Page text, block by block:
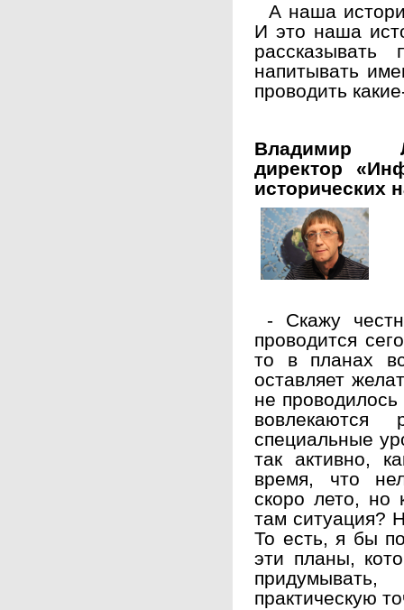
А наша
И это наша
напитывать
проводить
Владимир
директор
исторических
- Скажу
проводится
то в планах
оставляет
не
вовлекаются
специальные
так активно,
время, что
скоро лето, но
там ситуация?
То есть, я бы
эти планы,
практическую